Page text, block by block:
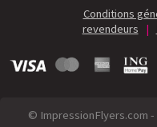
Conditions
revendeurs
|
© ImpressionFlyers.com -